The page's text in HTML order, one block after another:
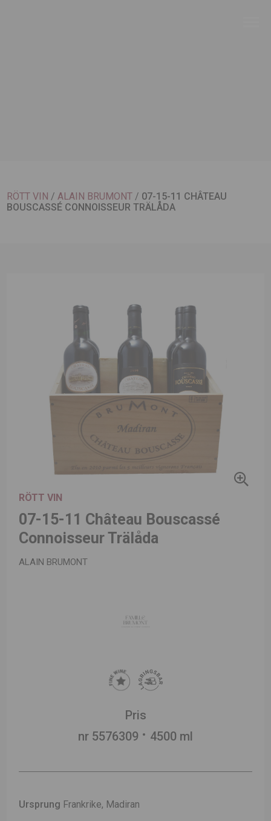
RÖTT VIN /ALAIN BRUMONT / 07-15-11 CHÂTEAU
BOUSCASSÉ CONNOISSEUR TRÄLÅDA
RÖTT VIN
07-15-11 Château Bouscassé
Connoisseur Trälåda
ALAIN BRUMONT
Pris
nr 5576309
4500 ml
Ursprung Frankrike, Madiran